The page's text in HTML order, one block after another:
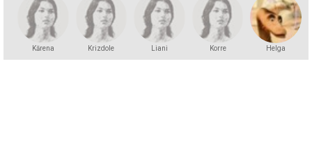
Kārena Krizdole Liani Korre
Helga